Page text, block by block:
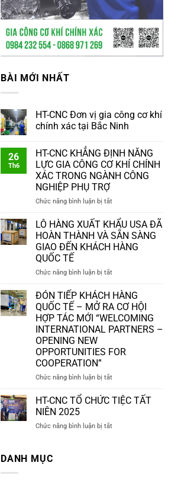
BÀI MỚI NHẤT
HT-CNC Đơn vị gia công cơ khí
chính xác tại Bắc Ninh
26
Th6
HT-CNC KHẲNG ĐỊNH NĂNG
LỰC GIA CÔNG CƠ KHÍ CHÍNH
XÁC TRONG NGÀNH CÔNG
NGHIỆP PHỤ TRỢ
Chức năng bình luận bị tắtở
CNC
KHẲNG
ĐỊNH
NĂNG
GIA
CƠ
KHÍ
CHÍNH
XÁC
TRONG
CÔNG
TRỢ
LÔ HÀNG XUẤT KHẨU USA ĐÃ
HOÀN THÀNH VÀ SẴN SÀNG
GIAO ĐẾN KHÁCH HÀNG
QUỐC TẾ
Chức năng bình luận bị tắtở
HÀNG
XUẤT
KHẨU
USA
ĐÃ
THÀNH
ĐẾN
HÀNG
ĐÓN TIẾP KHÁCH HÀNG
QUỐC TẾ – MỞ RA CƠ HỘI
HỢP TÁC MỚI “WELCOMING
INTERNATIONAL PARTNERS –
OPENING NEW
OPPORTUNITIES FOR
COOPERATION”
Chức năng bình luận bị tắtở
TIẾP
KHÁCH
QUỐC
HT-CNC TỔ CHỨC TIỆC TẤT
NIÊN 2025
Chức năng bình luận bị tắtở
DANH MỤC